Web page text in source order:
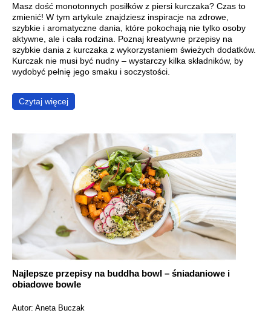
Masz dość monotonnych posiłków z piersi kurczaka? Czas to
zmienić! W tym artykule znajdziesz inspiracje na zdrowe,
szybkie i aromatyczne dania, które pokochają nie tylko osoby
aktywne, ale i cała rodzina. Poznaj kreatywne przepisy na
szybkie dania z kurczaka z wykorzystaniem świeżych dodatków.
Kurczak nie musi być nudny – wystarczy kilka składników, by
wydobyć pełnię jego smaku i soczystości.
Czytaj więcej
Najlepsze przepisy na buddha bowl – śniadaniowe i
obiadowe bowle
Autor: Aneta Buczak